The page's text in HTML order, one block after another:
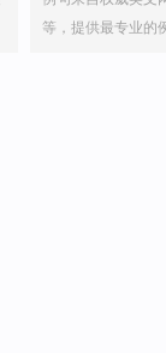
等，提供最专业的